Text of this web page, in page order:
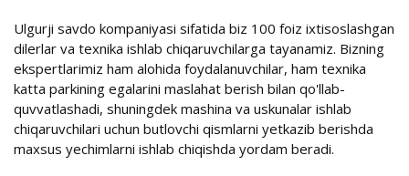
Ulgurji savdo kompaniyasi sifatida biz 100 foiz ixtisoslashgan
dilerlar va texnika ishlab chiqaruvchilarga tayanamiz. Bizning
ekspertlarimiz ham alohida foydalanuvchilar, ham texnika
katta parkining egalarini maslahat berish bilan qo'llab-
quvvatlashadi, shuningdek mashina va uskunalar ishlab
chiqaruvchilari uchun butlovchi qismlarni yetkazib berishda
maxsus yechimlarni ishlab chiqishda yordam beradi.